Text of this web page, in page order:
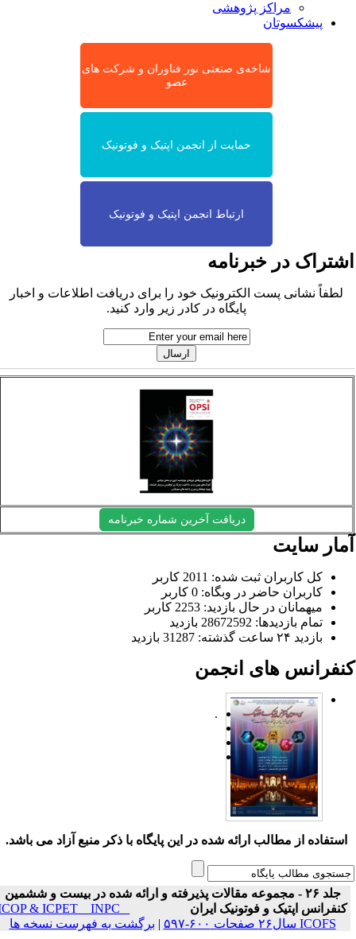
مراکز پژوهشی
پیشکسوتان
شاخه‌ی صنعتی نور فناوران و شرکت های
عضو
حمایت از انجمن اپتیک و فوتونیک
ارتباط انجمن اپتیک و فوتونیک
در خبرنامه
لطفاً نشانی پست الکترونیک خود را برای دریافت اطلاعات و اخبار
پایگاه در کادر زیر وارد کنید.
دریافت آخرین شماره خبرنامه
سایت
کل کاربران ثبت شده: 2011 کاربر
کاربران حاضر در وبگاه: 0 کاربر
میهمانان در حال بازدید: 2253 کاربر
تمام بازدید‌ها: 28672592 بازدید
بازدید ۲۴ ساعت گذشته: 31287 بازدید
های انجمن
.
استفاده از مطالب ارائه شده در این پایگاه با ذکر منبع آزاد می باشد.
جلد ۲۶ - مجموعه مقالات پذیرفته و ارائه شده در بیست و ششمین
کنفرانس اپتیک و فوتونیک ایران
ICOP & ICPET _ INPC _
ICOFS سال۲۶ صفحات ۶۰۰-۵۹۷
|برگشت به فهرست نسخه ها